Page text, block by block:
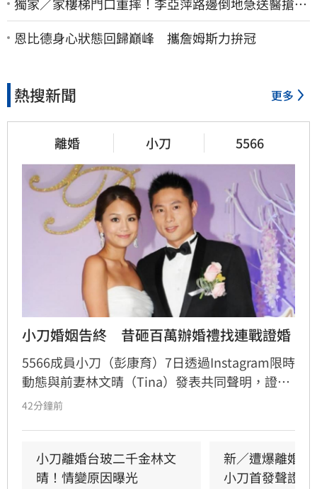
命 「最新傷況」曝
恩比德身心狀態回歸巔峰 攜詹姆斯力拚冠
熱搜新聞 更多
離婚 小刀 5566
小刀婚姻告終　昔砸百萬辦婚禮找連戰證婚
5566成員小刀（彭康育）7日透過Instagram限時
動態與前妻林文晴（Tina）發表共同聲明，證實
兩人已結束14年婚姻。聲明中表示，兩人其實已
同陪伴、守護一對子女成長，同時希望外界尊重
雙方決定，之後不再對離婚一事做任何回應。
42分鐘前
小刀離婚台玻二千金林文
晴！情變原因曝光
新／遭爆離婚
小刀首發聲證實